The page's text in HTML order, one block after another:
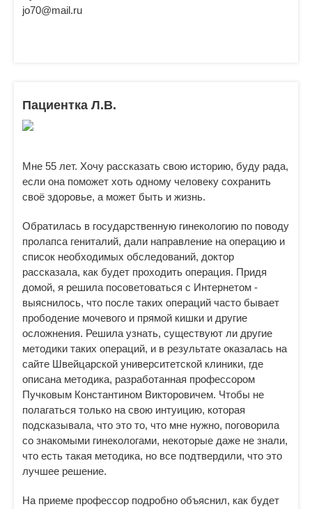
jo70@mail.ru
Пациентка Л.В.
Мне 55 лет. Хочу рассказать свою историю, буду рада,
если она поможет хоть одному человеку сохранить
своё здоровье, а может быть и жизнь.
Обратилась в государственную гинекологию по поводу
пролапса гениталий, дали направление на операцию и
список необходимых обследований, доктор
рассказала, как будет проходить операция. Придя
домой, я решила посоветоваться с Интернетом -
выяснилось, что после таких операций часто бывает
прободение мочевого и прямой кишки и другие
осложнения. Решила узнать, существуют ли другие
методики таких операций, и в результате оказалась на
сайте Швейцарской университетской клиники, где
описана методика, разработанная профессором
Пучковым Константином Викторовичем. Чтобы не
полагаться только на свою интуицию, которая
подсказывала, что это то, что мне нужно, поговорила
со знакомыми гинекологами, некоторые даже не знали,
что есть такая методика, но все подтвердили, что это
лучшее решение.
На приеме профессор подробно объяснил, как будет